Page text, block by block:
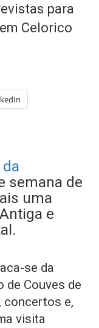
para
Celorico
semana de
uma
e
se da
de Couves de
concertos e,
visita